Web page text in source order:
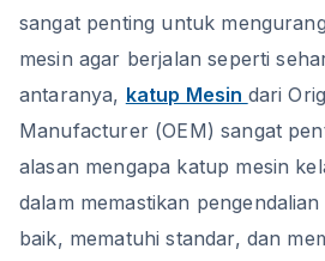
sangat penting untuk
mesin agar berjalan seperti
antaranya, katup Mesin dari
Manufacturer (OEM) sangat
alasan mengapa katup mesin
dalam memastikan
baik, mematuhi standar, dan